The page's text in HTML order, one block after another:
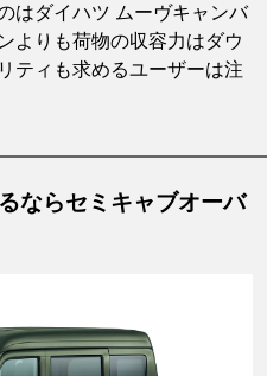
はダイハツ ムーヴキャンバ
よりも荷物の収容力はダウ
ティも求めるユーザーは注
ならセミキャブオーバ